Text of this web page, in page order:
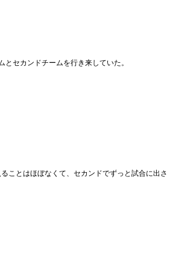
とセカンドチームを行き来していた。
ことはほぼなくて、セカンドでずっと試合に出さ